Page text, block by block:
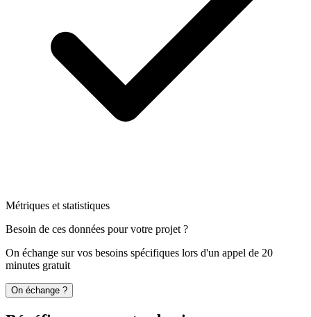
Métriques et statistiques
Besoin de ces données pour votre projet ?
On échange sur vos besoins spécifiques lors d'un appel de 20
minutes gratuit
On échange ?